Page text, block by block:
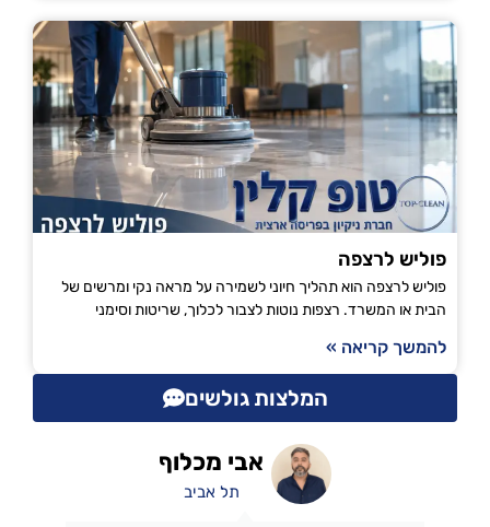
פוליש לרצפה
פוליש לרצפה הוא תהליך חיוני לשמירה על מראה נקי ומרשים של
הבית או המשרד. רצפות נוטות לצבור לכלוך, שריטות וסימני
להמשך קריאה »
המלצות גולשים
אבי מכלוף
תל אביב